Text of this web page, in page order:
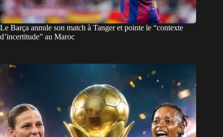
Le Barça annule son match à Tanger et pointe le “contexte
d’incertitude” au Maroc